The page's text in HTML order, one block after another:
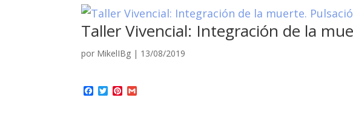
Taller Vivencial: Integración de la
por MikelIBg | 13/08/2019
Facebook
TwitterPinterest